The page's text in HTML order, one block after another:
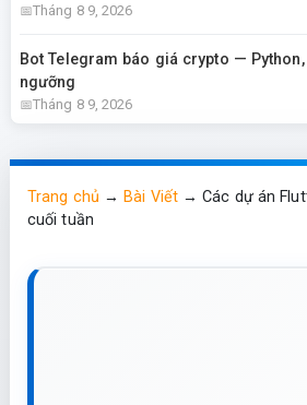
Tháng 8 9, 2026
Bot Telegram báo giá crypto — Python,
ngưỡng
Tháng 8 9, 2026
Trang chủ →Bài Viết→Các dự án
cuối tuần